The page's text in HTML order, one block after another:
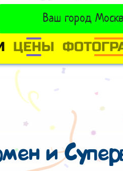
Ваш город
ЦЕНЫ
и